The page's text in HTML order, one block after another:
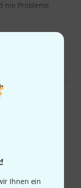
Ihnen ein
nie Probleme